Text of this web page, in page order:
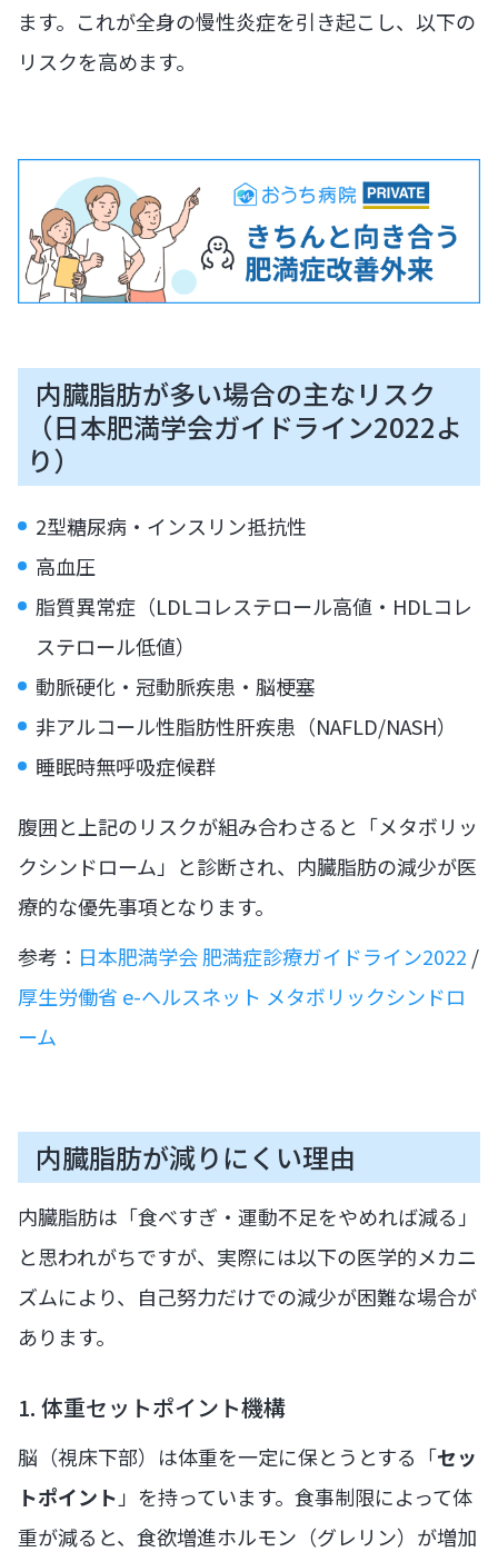
ます。これが全身の慢性炎症を引き起こし、以下の
リスクを高めます。
内臓脂肪が多い場合の主なリスク
（日本肥満学会ガイドライン2022よ
り）
2型糖尿病・インスリン抵抗性
高血圧
脂質異常症（LDLコレステロール高値・HDLコレ
ステロール低値）
動脈硬化・冠動脈疾患・脳梗塞
非アルコール性脂肪性肝疾患（NAFLD/NASH）
睡眠時無呼吸症候群
腹囲と上記のリスクが組み合わさると「メタボリッ
クシンドローム」と診断され、内臓脂肪の減少が医
療的な優先事項となります。
参考： 日本肥満学会 肥満症診療ガイドライン2022 /
厚生労働省 e-ヘルスネット メタボリックシンドロ
ーム
内臓脂肪が減りにくい理由
内臓脂肪は「食べすぎ・運動不足をやめれば減る」
と思われがちですが、実際には以下の医学的メカニ
ズムにより、自己努力だけでの減少が困難な場合が
あります。
1. 体重セットポイント機構
脳（視床下部）は体重を一定に保とうとする「セッ
トポイント 」を持っています。食事制限によって体
重が減ると、食欲増進ホルモン（グレリン）が増加